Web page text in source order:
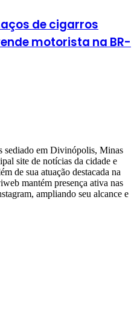
de cigarros
motorista na BR-
sediado em Divinópolis, Minas
site de notícias da cidade e
de sua atuação destacada na
mantém presença ativa nas
ampliando seu alcance e